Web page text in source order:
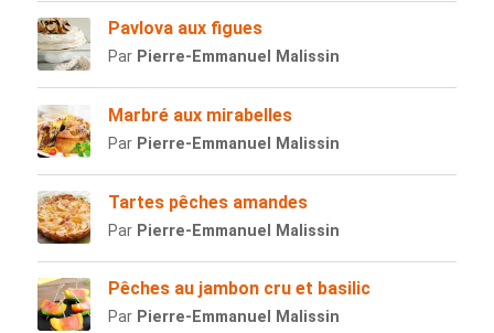
Pavlova aux figues
Par Pierre-Emmanuel Malissin
Marbré aux mirabelles
Par Pierre-Emmanuel Malissin
Tartes pêches amandes
Par Pierre-Emmanuel Malissin
Pêches au jambon cru et basilic
Par Pierre-Emmanuel Malissin